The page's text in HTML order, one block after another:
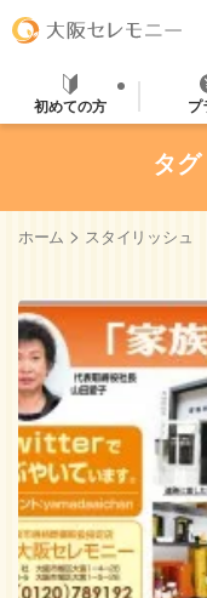
初めての方 プ
タ
ホーム > スタイリッシュ